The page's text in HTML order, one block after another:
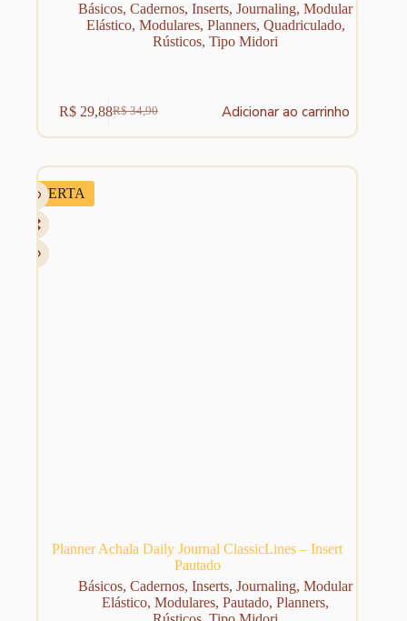
Básicos,Cadernos,Inserts,Journaling,Modular
Elástico, Modulares, Planners, Quadriculado,
Rústicos,Tipo Midori
R$34,90
O
preço
era:
R$ 29,88O
preço
é:
Adicionar ao carrinho
OFERTA
Planner Achala Daily Journal ClassicLines – Insert
Pautado
Básicos,Cadernos,Inserts,Journaling,Modular
Elástico,Modulares,Pautado,Planners,